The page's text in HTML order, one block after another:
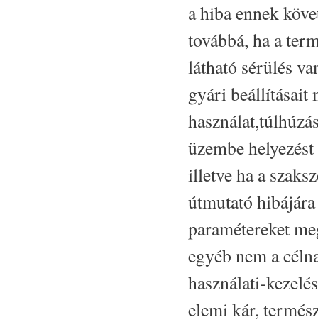
a hiba ennek
továbbá, ha a
látható sérülés
gyári beállításait
üzembe
illetve ha a
útmutató
paramétereket
egyéb nem a
használati-
elemi kár,